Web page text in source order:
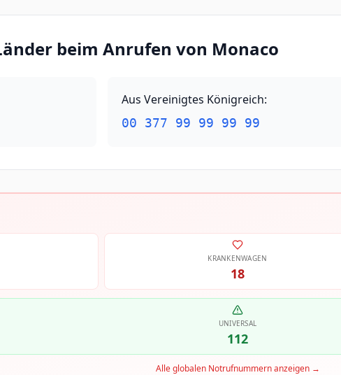
beim Anrufen von Monaco
Aus Vereinigtes Königreich:
00 377 99 99 99 99
KRANKENWAGEN
18
UNIVERSAL
112
Alle globalen Notrufnummern anzeigen→